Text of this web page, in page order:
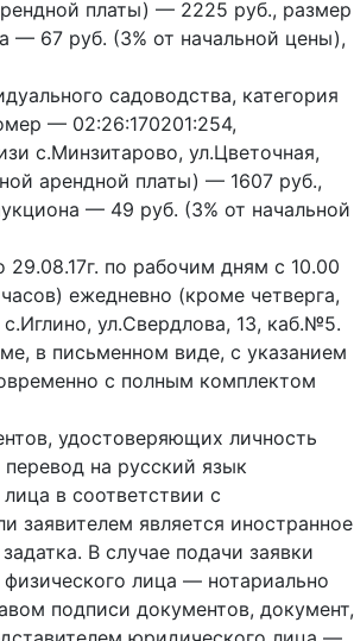
платы) — 2225 руб., размер
— 67 руб. (3% от начальной цены),
садоводства, категория
— 02:26:170201:254,
с.Минзитарово, ул.Цветочная,
арендной платы) — 1607 руб.,
— 49 руб. (3% от начальной
29.08.17г. по рабочим дням с 10.00
ежедневно (кроме четверга,
ул.Свердлова, 13, каб.№5.
в письменном виде, с указанием
с полным комплектом
удостоверяющих личность
на русский язык
в соответствии с
заявителем является иностранное
В случае подачи заявки
лица — нотариально
подписи документов, документ,